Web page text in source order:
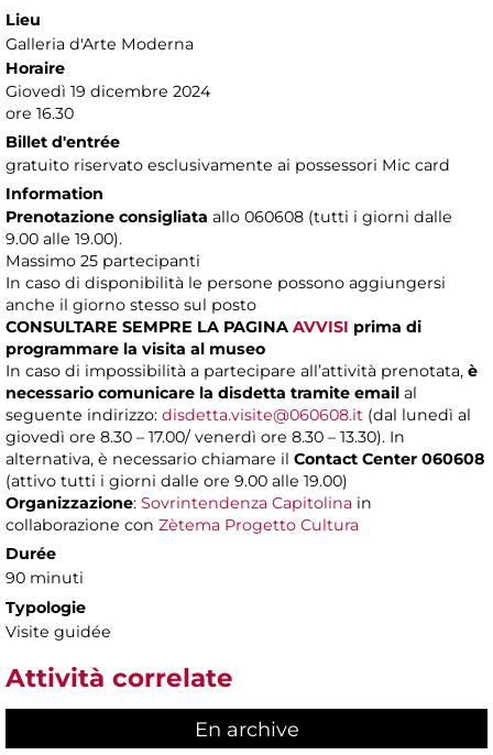
Lieu
Galleria d'Arte Moderna
Horaire
Giovedì 19 dicembre 2024
ore 16.30
Billet d'entrée
gratuito riservato esclusivamente ai possessori Mic card
Information
Prenotazione consigliata allo 060608 (tutti i giorni dalle
9.00 alle 19.00).
Massimo 25 partecipanti
In caso di disponibilità le persone possono aggiungersi
anche il giorno stesso sul posto
CONSULTARE SEMPRE LA PAGINA AVVISI prima di
programmare la visita al museo
In caso di impossibilità a partecipare all’attività prenotata, è
necessario comunicare la disdetta tramite email al
seguente indirizzo: disdetta.visite@060608.it (dal lunedì al
giovedì ore 8.30 – 17.00/ venerdì ore 8.30 – 13.30). In
alternativa, è necessario chiamare il Contact Center 060608
(attivo tutti i giorni dalle ore 9.00 alle 19.00)
Organizzazione: Sovrintendenza Capitolina in
collaborazione con Zètema Progetto Cultura
Durée
90 minuti
Typologie
Visite guidée
Attività correlate
En archive